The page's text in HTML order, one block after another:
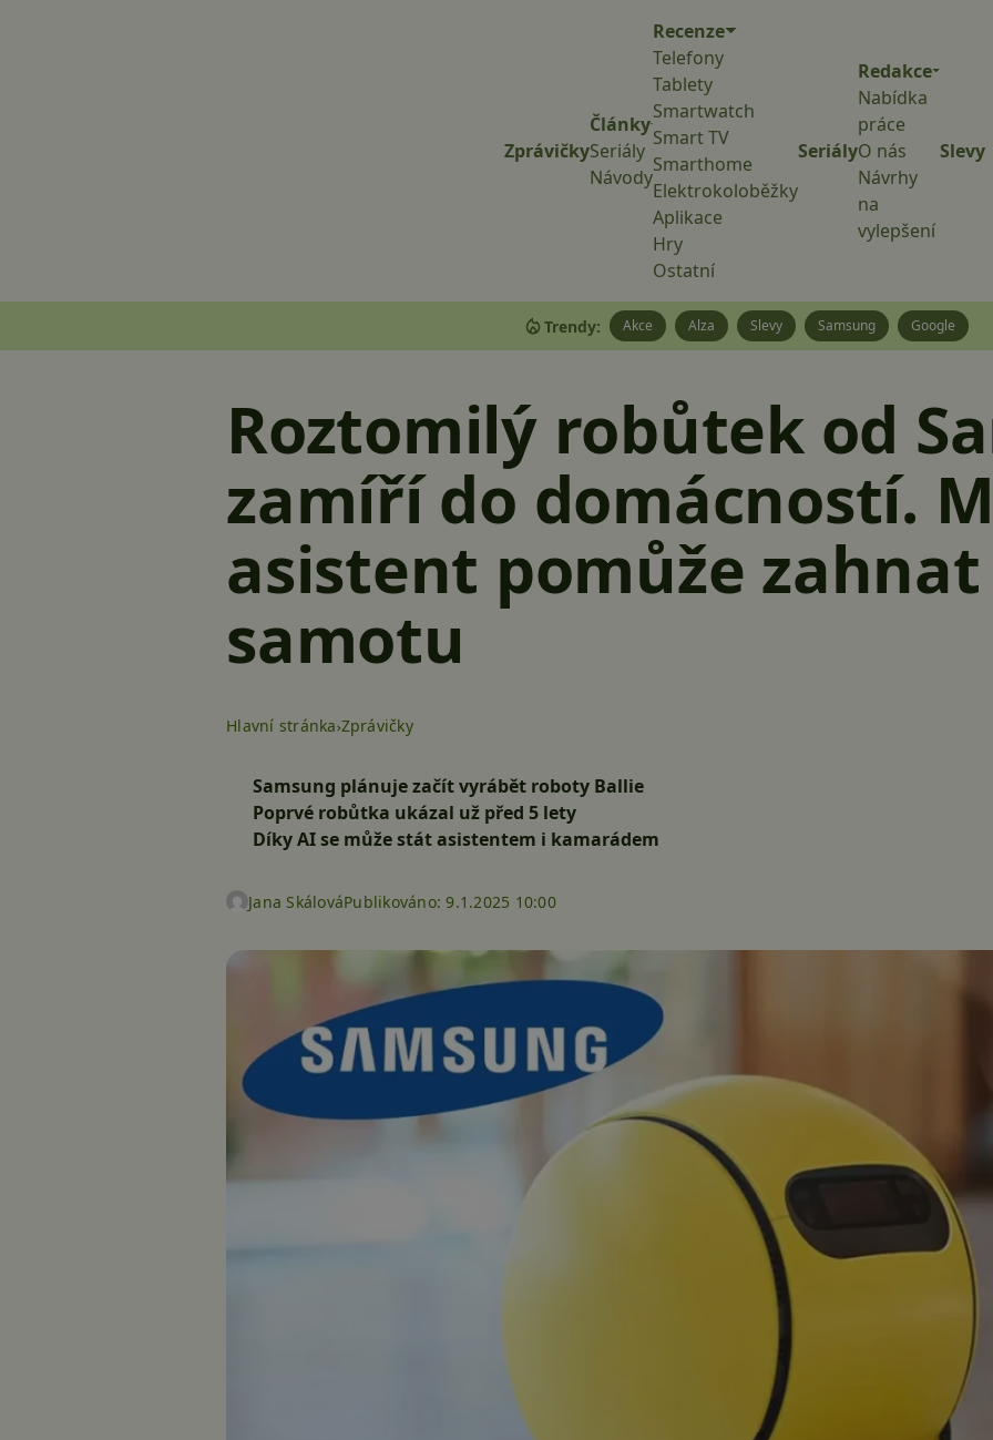
Zprávičky
Články
Seriály
Návody
Recenze
Telefony
Tablety
Smartwatch
Smart TV
Smarthome
Elektrokoloběžky
Aplikace
Hry
Ostatní
Seriály
Redakce
Nabídka
práce
O nás
Návrhy
na
vylepšení
Slevy
Trendy: Akce Alza Slevy Samsung Google
Roztomilý robůtek od
zamíří do domácností.
asistent pomůže
samotu
Hlavní stránka Zprávičky
Samsung plánuje začít vyrábět roboty Ballie
Poprvé robůtka ukázal už před 5 lety
Díky AI se může stát asistentem i kamarádem
Jana SkálováPublikováno:9.1.2025 10:00